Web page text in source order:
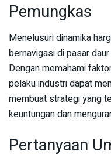
Pemungkas
Menelusuri dinamika
bernavigasi di pasar
Dengan memahami
pelaku industri dapat
membuat strategi yang
keuntungan dan
Pertanyaan